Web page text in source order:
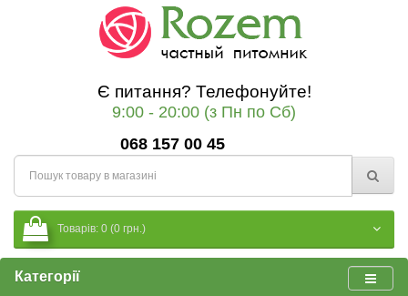
Є питання? Телефонуйте!
9:00 - 20:00 (з Пн по Сб)
068 157 00 45
Товарів: 0 (0 грн.)
Категорії